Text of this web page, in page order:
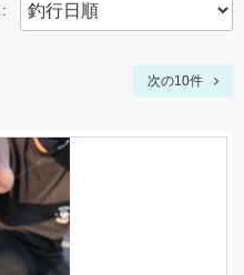
次の10件